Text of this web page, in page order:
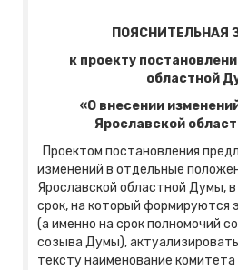
ПОЯСНИТЕЛЬНАЯ
к проекту
областной
«О внесении
Ярославской
Проектом постановления
изменений в отдельные
Ярославской областной Думы,
срок, на который формируются
(а именно на срок полномочий
созыва Думы),
тексту наименование комитета